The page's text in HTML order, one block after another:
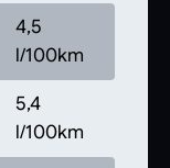
4,5
l/100km
5,4
l/100km